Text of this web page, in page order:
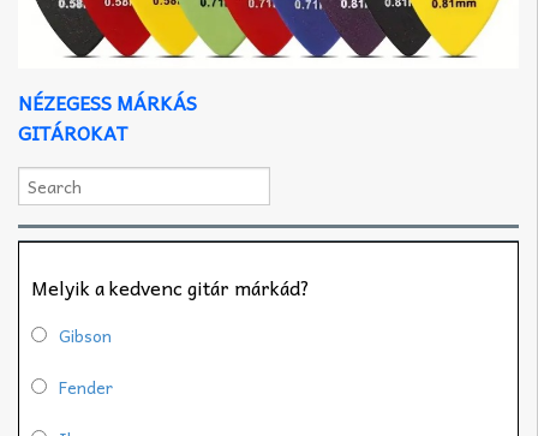
NÉZEGESS MÁRKÁS
GITÁROKAT
Melyik a kedvenc gitár márkád?
Gibson
Fender